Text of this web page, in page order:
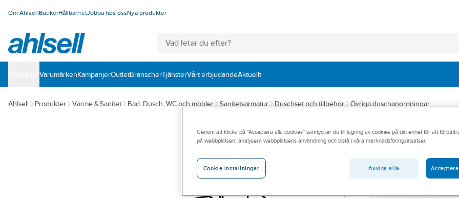
Om AhlsellButikerHållbarhetJobba hos ossNya produkter
VarumärkenKampanjerOutletBranscherTjänsterVårt erbjudandeAktuellt
Ahlsell Produkter Värme & Sanitet Bad, Dusch, WC och möbler Sanitetsarmatur Duschset och tillbehör Övriga duschanordningar
GUSTAVSBERG
Glider Skandic,
GBG 636599 GLIDER
Artikelnummer:
8218294
GB41636599
Genom att klicka på "Acceptera alla cookies" samtycker du till lagring av cookies på din enhet för att
på webbplatsen, analysera webbplatsens användning och bistå i våra marknadsföringsinsatser.
Cookie-inställningar Avvisa alla